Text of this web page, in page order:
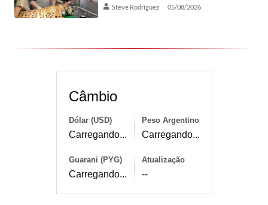
Steve Rodríguez 05/08/2026
Câmbio
Dólar (USD)
Carregando...
Peso Argentino
Carregando...
Guarani (PYG)
Carregando...
Atualização
--